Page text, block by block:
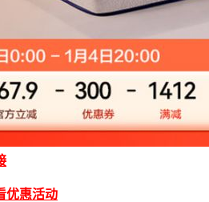
优惠活动